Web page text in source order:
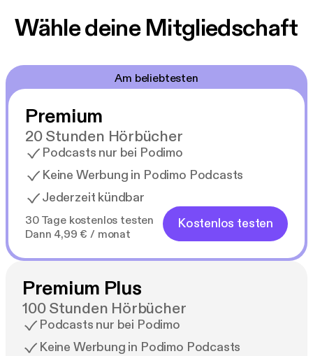
Wähle deine Mitgliedschaft
Am beliebtesten
Premium
20 Stunden Hörbücher
Podcasts nur bei Podimo
Keine Werbung in Podimo Podcasts
Jederzeit kündbar
30 Tage kostenlos testen
Dann 4,99 € / monat
Kostenlos testen
Premium Plus
100 Stunden Hörbücher
Podcasts nur bei Podimo
Keine Werbung in Podimo Podcasts